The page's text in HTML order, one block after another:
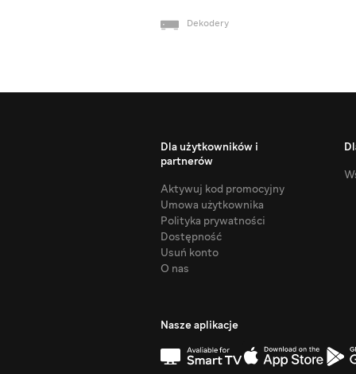
Dekodery
Dla użytkowników i
partnerów
Aktywuj kod promocyjny
Umowa użytkownika
Polityka prywatności
Dostępność
Usuń konto
O nas
Nasze aplikacje